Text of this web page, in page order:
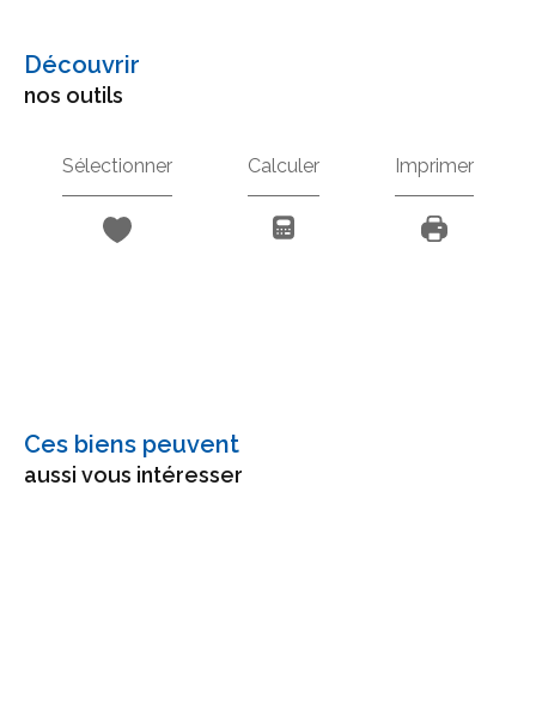
découvrir
nos outils
Sélectionner Calculer Imprimer
Ces biens peuvent
aussi vous intéresser